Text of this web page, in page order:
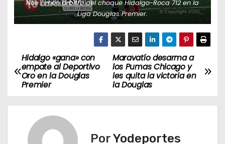
Noe Limón árbitro del choque Hidalgo-Roca 712 en la
Liga Douglas Premier.
N
a
v
Maravatío desarma a
los Pumas Chicago y
les quita la victoria en
la Douglas
Hidalgo «gana» con
empate al Deportivo
Oro en la Douglas
Premier
PorYodeportes